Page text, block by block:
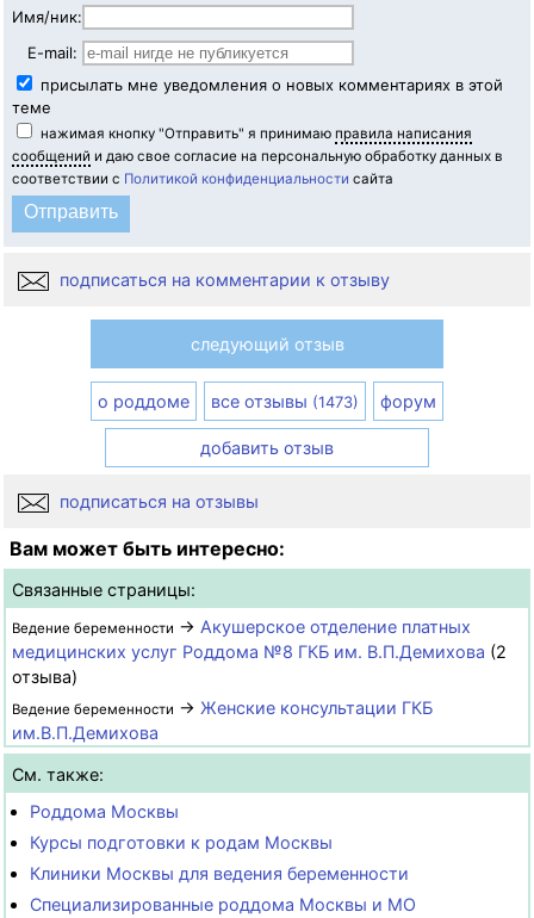
Имя/ник:
E-mail:
присылать мне уведомления о новых комментариях в этой
теме
нажимая кнопку "Отправить" я принимаю правила написания
сообщений и даю свое согласие на персональную обработку данных в
соответствии с Политикой конфиденциальности сайта
подписаться на комментарии к отзыву
следующий отзыв
о роддоме все отзывы (1473) форум
добавить отзыв
подписаться на отзывы
Вам может быть интересно:
Связанные страницы:
Ведение беременности → Акушерское отделение платных
медицинских услуг Роддома №8 ГКБ им. В.П.Демихова (2
отзыва)
Ведение беременности → Женские консультации ГКБ
им.В.П.Демихова
См. также:
Роддома Москвы
Курсы подготовки к родам Москвы
Клиники Москвы для ведения беременности
Специализированные роддома Москвы и МО